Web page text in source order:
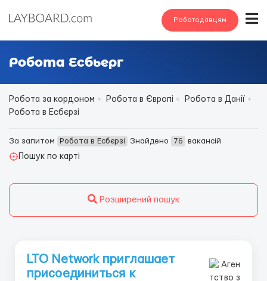
Роботодавцям
Робота Есбьерг
Робота за кордоном Робота в Європі
Робота в Данії
Робота в Есбєрзі
За запитом Робота в Есбєрзі Знайдено 76
вакансій
Пошук по карті
Розширений пошук
LTO Network приглашает
присоединиться к